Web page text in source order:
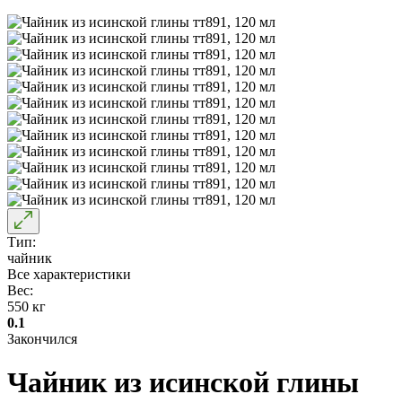
Тип:
чайник
Все характеристики
Вес:
550 кг
0.1
Закончился
Чайник из исинской глины